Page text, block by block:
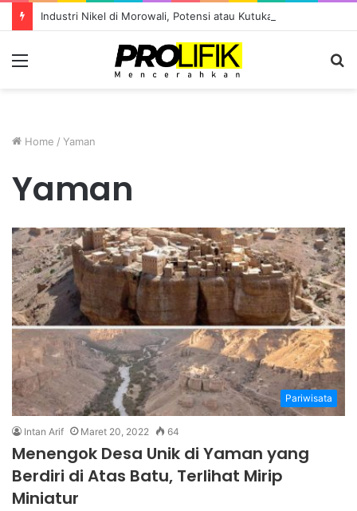
Home / Yaman
Yaman
Pariwisata
Intan Arif Maret 20, 2022 64
Menengok Desa Unik di Yaman yang
Berdiri di Atas Batu, Terlihat Mirip
Miniatur